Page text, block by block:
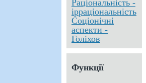
Раціональність -
ірраціональність
Соціонічні
аспекти -
Голіхов
Функції